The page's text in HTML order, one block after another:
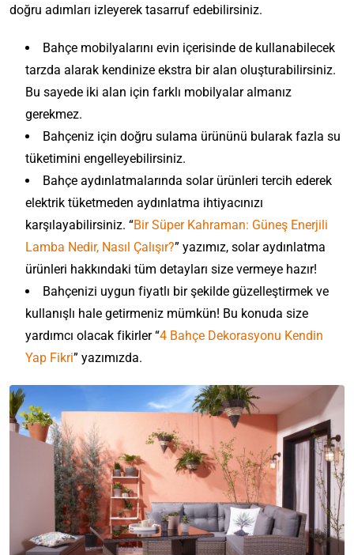
doğru adımları izleyerek tasarruf edebilirsiniz.
Bahçe mobilyalarını evin içerisinde de kullanabilecek
tarzda alarak kendinize ekstra bir alan oluşturabilirsiniz.
Bu sayede iki alan için farklı mobilyalar almanız
gerekmez.
Bahçeniz için doğru sulama ürününü bularak fazla su
tüketimini engelleyebilirsiniz.
Bahçe aydınlatmalarında solar ürünleri tercih ederek
elektrik tüketmeden aydınlatma ihtiyacınızı
karşılayabilirsiniz. “Bir Süper Kahraman: Güneş Enerjili
Lamba Nedir, Nasıl Çalışır?” yazımız, solar aydınlatma
ürünleri hakkındaki tüm detayları size vermeye hazır!
Bahçenizi uygun fiyatlı bir şekilde güzelleştirmek ve
kullanışlı hale getirmeniz mümkün! Bu konuda size
yardımcı olacak fikirler “4 Bahçe Dekorasyonu Kendin
Yap Fikri” yazımızda.